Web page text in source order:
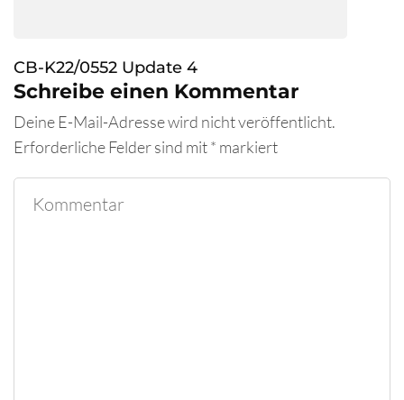
CB-K22/0552 Update 4
Schreibe einen Kommentar
Deine E-Mail-Adresse wird nicht veröffentlicht.
Erforderliche Felder sind mit* markiert